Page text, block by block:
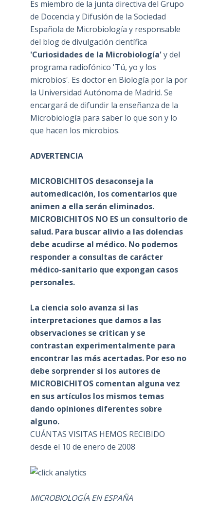
Es miembro de la junta directiva del Grupo
de Docencia y Difusión de la Sociedad
Española de Microbiología y responsable
del blog de divulgación científica
'Curiosidades de la Microbiología'y del
programa radiofónico 'Tú, yo y los
microbios'. Es doctor en Biología por la por
la Universidad Autónoma de Madrid. Se
encargará de difundir la enseñanza de la
Microbiología para saber lo que son y lo
que hacen los microbios.
ADVERTENCIA
MICROBICHITOS desaconseja la
automedicación, los comentarios que
animen a ella serán eliminados.
MICROBICHITOS NO ES un consultorio de
salud. Para buscar alivio a las dolencias
debe acudirse al médico. No podemos
responder a consultas de carácter
médico-sanitario que expongan casos
personales.
La ciencia solo avanza si las
interpretaciones que damos a las
observaciones se critican y se
contrastan experimentalmente para
encontrar las más acertadas. Por eso no
debe sorprender si los autores de
MICROBICHITOS comentan alguna vez
en sus artículos los mismos temas
dando opiniones diferentes sobre
alguno.
CUÁNTAS VISITAS HEMOS RECIBIDO
desde el 10 de enero de 2008
MICROBIOLOGÍA EN ESPAÑA